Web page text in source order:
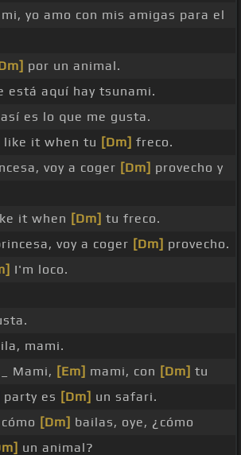
yo amo con mis amigas para el
por un animal.
está aquí hay tsunami.
así es lo que me gusta.
like it when tu [Dm] freco.
voy a coger [Dm] provecho y
it when [Dm] tu freco.
voy a coger [Dm] provecho.
I'm loco.
mami.
_ Mami, [Em] mami, con [Dm] tu
party es [Dm] un safari.
[Dm] bailas, oye, ¿cómo
un animal?